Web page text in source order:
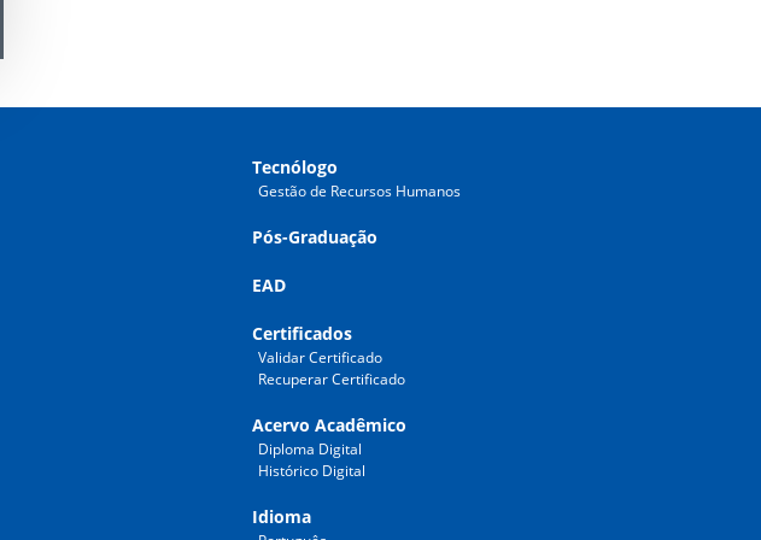
Tecnólogo
Gestão de Recursos Humanos
Pós-Graduação
EAD
Certificados
Validar Certificado
Recuperar Certificado
Acervo Acadêmico
Diploma Digital
Histórico Digital
Idioma